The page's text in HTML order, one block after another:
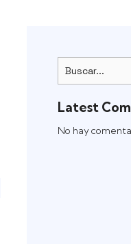
Latest
No hay